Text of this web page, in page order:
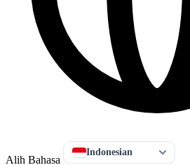
Alih Bahasa
Indonesian